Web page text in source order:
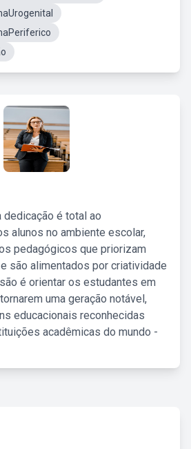
dedicação é total ao
alunos no ambiente escolar,
pedagógicos que priorizam
são alimentados por criatividade
é orientar os estudantes em
uma geração notável,
educacionais reconhecidas
acadêmicas do mundo -